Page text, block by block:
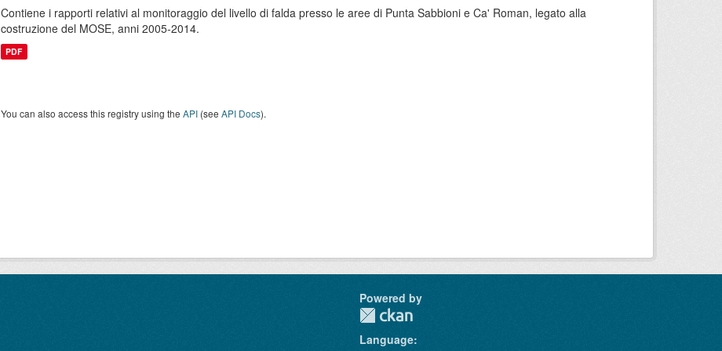
Contiene i rapporti relativi al monitoraggio del livello di falda presso le aree di Punta Sabbioni e Ca' Roman, legato alla
costruzione del MOSE, anni 2005-2014.
PDF
You can also access this registry using the API (see API Docs).
Powered by
Language